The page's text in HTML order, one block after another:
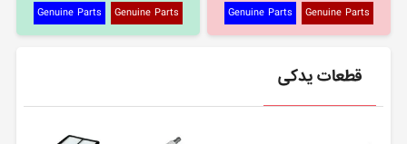
Genuine Parts
Genuine Parts
Genuine Parts
Genuine Parts
قطعات یدکی